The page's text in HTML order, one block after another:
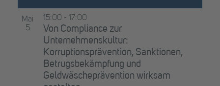
Mai
5
Von Compliance zur
Unternehmenskultur:
Korruptionsprävention, Sanktionen,
Betrugsbekämpfung und
Geldwäscheprävention wirksam
15:00 - 17:00